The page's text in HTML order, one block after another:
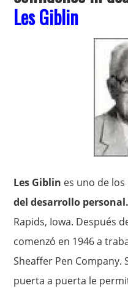
Les Giblin
Les Giblin es uno de los
del desarrollo personal.
Rapids, Iowa. Después
comenzó en 1946 a
Sheaffer Pen Company.
puerta a puerta le